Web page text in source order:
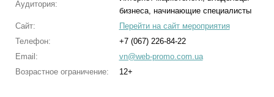
Аудитория:
бизнеса, начинающие специалисты
Сайт:
Перейти на сайт мероприятия
Телефон:
+7 (067) 226-84-22
Email:
vn@web-promo.com.ua
Возрастное ограничение:
12+